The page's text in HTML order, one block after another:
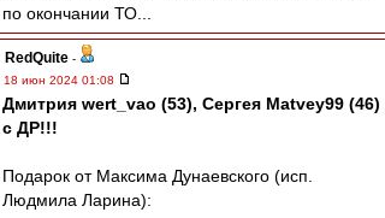
по окончании ТО...
RedQuite -
18 июн 2024 01:08
Дмитрия wert_vao (53), Сергея Matvey99 (46)
с ДР!!!
Подарок от Максима Дунаевского (исп.
Людмила Ларина):